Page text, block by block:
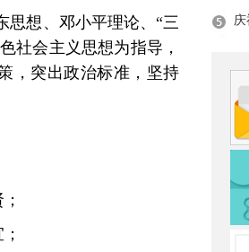
思想、邓小平理论、“三
社会主义思想为指导，
，突出政治标准，坚持